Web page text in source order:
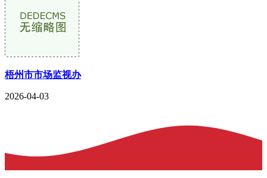
梧州市市场监视办
2026-04-03